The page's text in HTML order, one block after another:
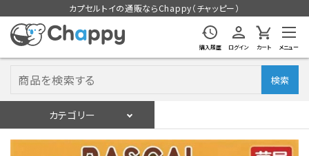
カプセルトイの通販ならChappy（チャッピー）
購入履歴 ログイン カート メニュー
検索
カテゴリー
ログイン 会員登録